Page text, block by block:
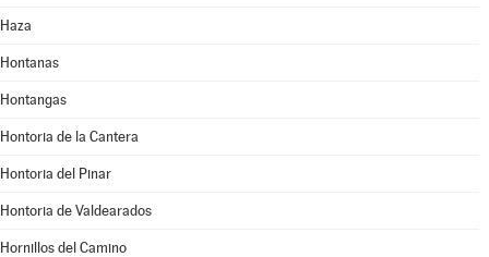
Haza
Hontanas
Hontangas
Hontoria de la Cantera
Hontoria del Pinar
Hontoria de Valdearados
Hornillos del Camino